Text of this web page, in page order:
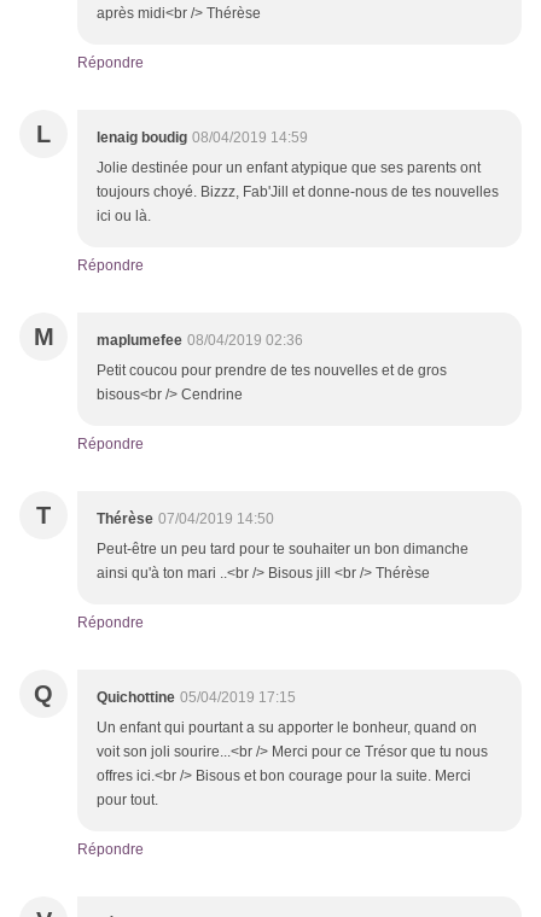
après midi<br /> Thérèse
Répondre
L lenaig boudig 08/04/2019 14:59
Jolie destinée pour un enfant atypique que ses parents ont
toujours choyé. Bizzz, Fab'Jill et donne-nous de tes nouvelles
ici ou là.
Répondre
M maplumefee 08/04/2019 02:36
Petit coucou pour prendre de tes nouvelles et de gros
bisous<br /> Cendrine
Répondre
T Thérèse 07/04/2019 14:50
Peut-être un peu tard pour te souhaiter un bon dimanche
ainsi qu'à ton mari ..<br /> Bisous jill <br /> Thérèse
Répondre
Q Quichottine 05/04/2019 17:15
Un enfant qui pourtant a su apporter le bonheur, quand on
voit son joli sourire...<br /> Merci pour ce Trésor que tu nous
offres ici.<br /> Bisous et bon courage pour la suite. Merci
pour tout.
Répondre